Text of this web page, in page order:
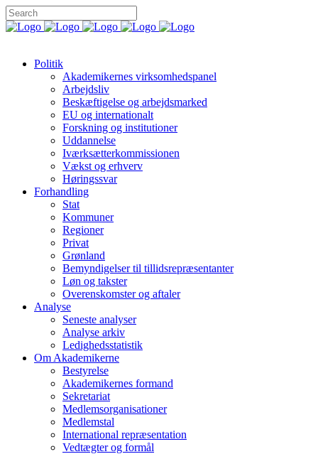
Politik
Akademikernes virksomhedspanel
Arbejdsliv
Beskæftigelse og arbejdsmarked
EU og internationalt
Forskning og institutioner
Uddannelse
Iværksætterkommissionen
Vækst og erhverv
Høringssvar
Forhandling
Stat
Kommuner
Regioner
Privat
Grønland
Bemyndigelser til tillidsrepræsentanter
Løn og takster
Overenskomster og aftaler
Analyse
Seneste analyser
Analyse arkiv
Ledighedsstatistik
Om Akademikerne
Bestyrelse
Akademikernes formand
Sekretariat
Medlemsorganisationer
Medlemstal
International repræsentation
Vedtægter og formål